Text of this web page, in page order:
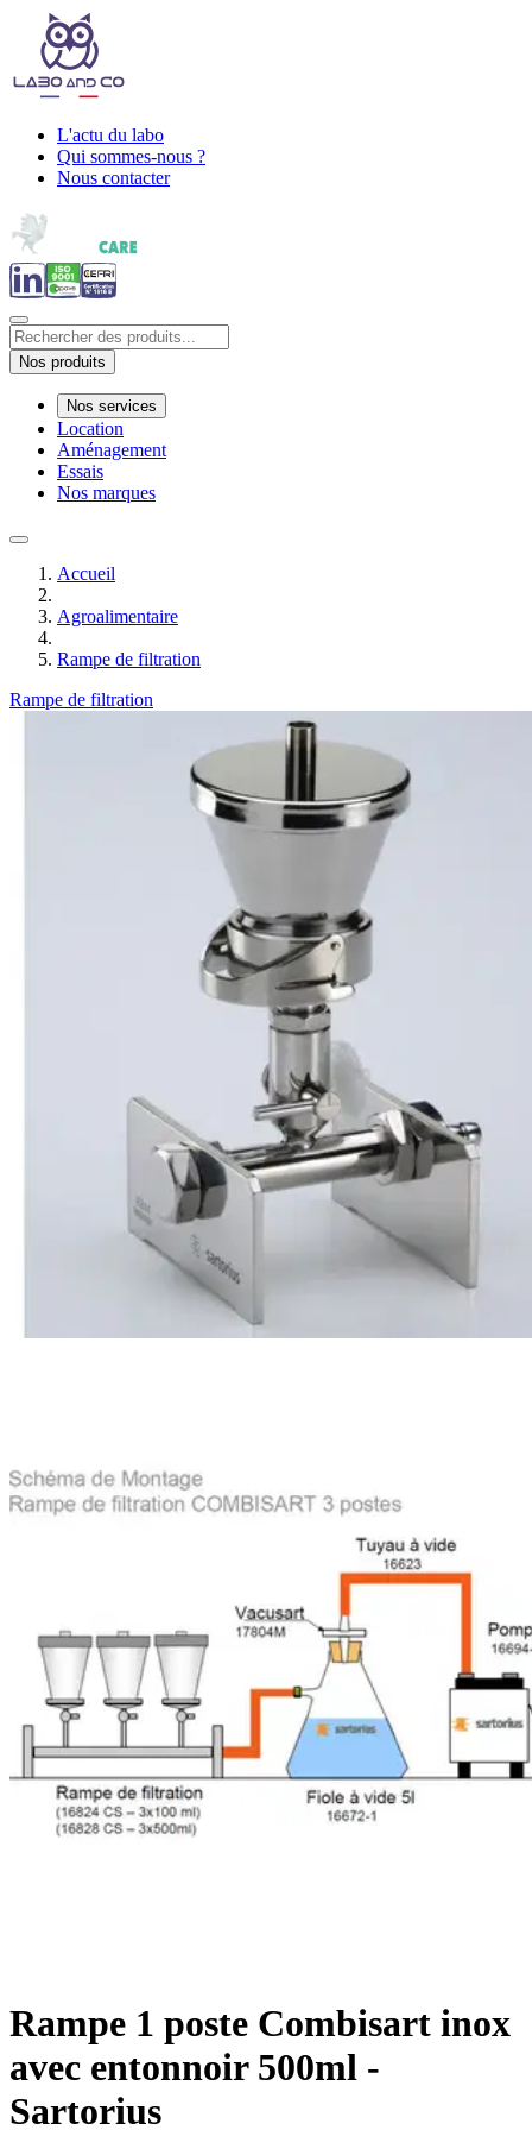
L'actu du labo
Qui sommes-nous ?
Nous contacter
Nos produits
Nos services
Location
Aménagement
Essais
Nos marques
Accueil
Agroalimentaire
Rampe de filtration
Rampe de filtration
Rampe 1 poste Combisart inox
avec entonnoir 500ml -
Sartorius